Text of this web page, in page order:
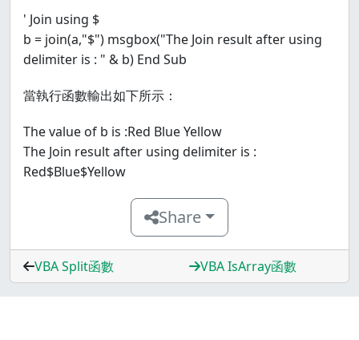
' Join using $
b = join(a,"$") msgbox("The Join result after using
delimiter is : " & b) End Sub
當執行函數輸出如下所示：
The value of b is :Red Blue Yellow
The Join result after using delimiter is :
Red$Blue$Yellow
Share
VBA Split函數 VBA IsArray函數